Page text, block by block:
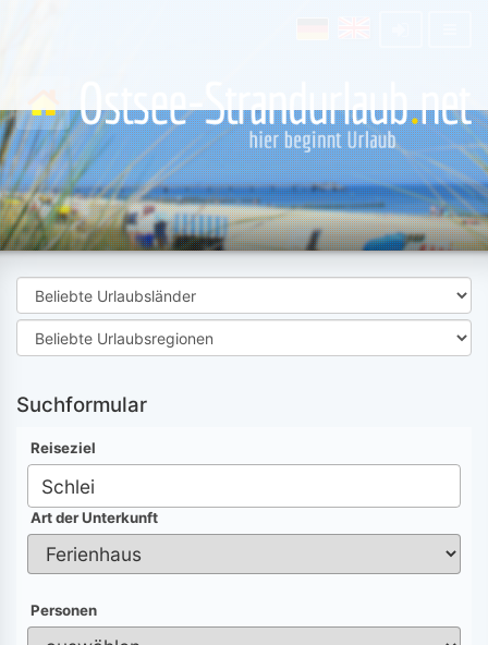
Suchformular
Reiseziel
Art der Unterkunft
Personen